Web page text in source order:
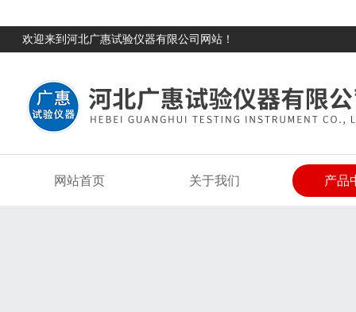
欢迎来到河北广惠试验仪器有限公司网站！
网站首页 关于我们 产品